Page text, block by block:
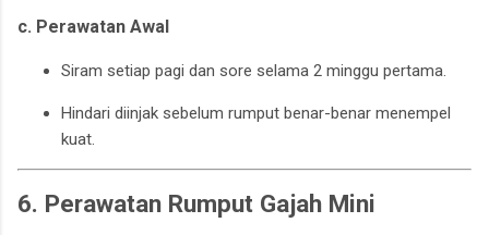
c. Perawatan Awal
Siram setiap pagi dan sore selama 2 minggu pertama.
Hindari diinjak sebelum rumput benar-benar menempel
kuat.
6. Perawatan Rumput Gajah Mini